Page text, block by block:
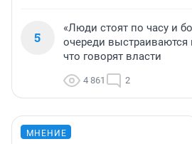
5
«Люди стоят по часу и
очереди
что говорят власти
4 861 2
МНЕНИЕ